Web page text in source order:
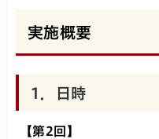
実施概要
1．日時
【第2回】